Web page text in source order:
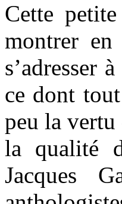
Cette
montrer
s’adresser
ce dont
peu la vertu
la qualité
Jacques